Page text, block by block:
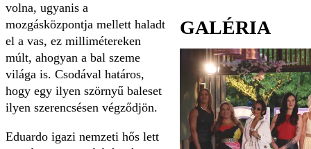
volna, ugyanis a
mozgásközpontja mellett haladt
el a vas, ez millimétereken
múlt, ahogyan a bal szeme
világa is. Csodával határos,
hogy egy ilyen szörnyű baleset
ilyen szerencsésen végződjön.
Eduardo igazi nemzeti hős lett
GALÉRIA